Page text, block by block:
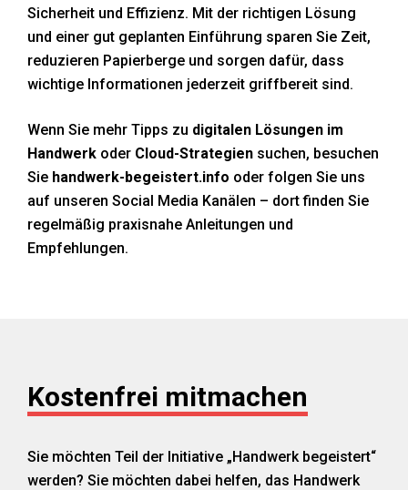
Sicherheit und Effizienz. Mit der richtigen Lösung
und einer gut geplanten Einführung sparen Sie Zeit,
reduzieren Papierberge und sorgen dafür, dass
wichtige Informationen jederzeit griffbereit sind.
Wenn Sie mehr Tipps zu digitalen Lösungen im
Handwerk oder Cloud-Strategien suchen, besuchen
Sie handwerk-begeistert.info oder folgen Sie uns
auf unseren Social Media Kanälen – dort finden Sie
regelmäßig praxisnahe Anleitungen und
Empfehlungen.
Kostenfrei mitmachen
Sie möchten Teil der Initiative „Handwerk begeistert“
werden? Sie möchten dabei helfen, das Handwerk